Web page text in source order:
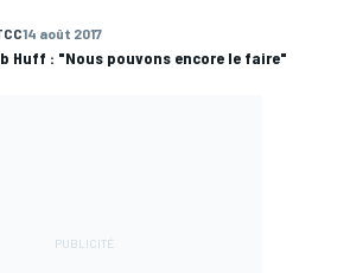
14 août 2017
Huff : "Nous pouvons encore le faire"